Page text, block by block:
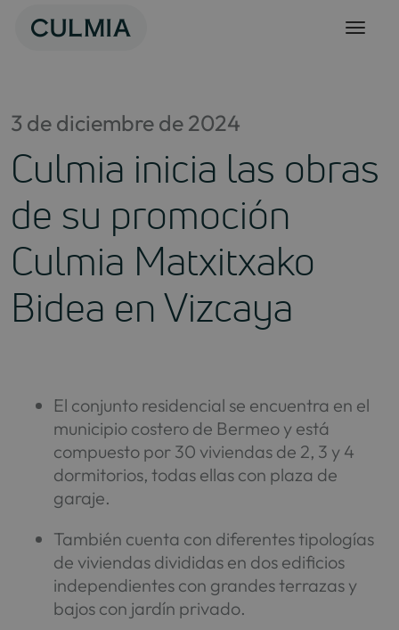
3 de diciembre de 2024
Culmia inicia las obras
de su promoción
Culmia Matxitxako
Bidea en Vizcaya
El conjunto residencial se encuentra en el
municipio costero de Bermeo y está
compuesto por 30 viviendas de 2, 3 y 4
dormitorios, todas ellas con plaza de
garaje.
También cuenta con diferentes tipologías
de viviendas divididas en dos edificios
independientes con grandes terrazas y
bajos con jardín privado.